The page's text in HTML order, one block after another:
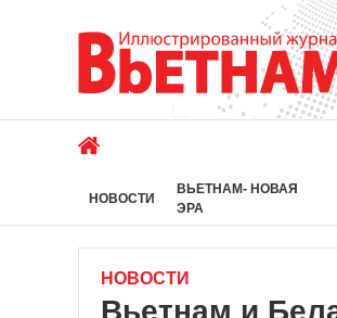
НОВОСТИ
ВЬЕТНАМ- НОВАЯ
ЭРА
НОВОСТИ
Вьетнам и